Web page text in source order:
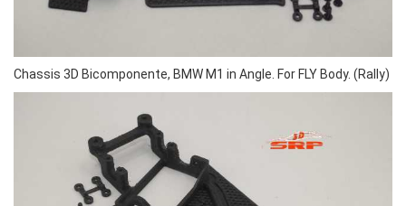
Chassis 3D Bicomponente, BMW M1 in Angle. For FLY Body. (Rally)